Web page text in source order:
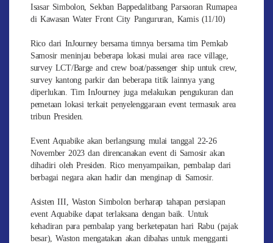
Isasar Simbolon, Sekban Bappedalitbang Parsaoran Rumapea
di Kawasan Water Front City Pangururan, Kamis (11/10)
Rico dari InJourney bersama timnya bersama tim Pemkab
Samosir meninjau beberapa lokasi mulai area race village,
survey LCT/Barge and crew boat/passenger ship untuk crew,
survey kantong parkir dan beberapa titik lainnya yang
diperlukan. Tim InJourney juga melakukan pengukuran dan
pemetaan lokasi terkait penyelenggaraan event termasuk area
tribun Presiden.
Event Aquabike akan berlangsung mulai tanggal 22-26
November 2023 dan direncanakan event di Samosir akan
dihadiri oleh Presiden. Rico menyampaikan, pembalap dari
berbagai negara akan hadir dan menginap di Samosir.
Asisten III, Waston Simbolon berharap tahapan persiapan
event Aquabike dapat terlaksana dengan baik. Untuk
kehadiran para pembalap yang berketepatan hari Rabu (pajak
besar), Waston mengatakan akan dibahas untuk mengganti